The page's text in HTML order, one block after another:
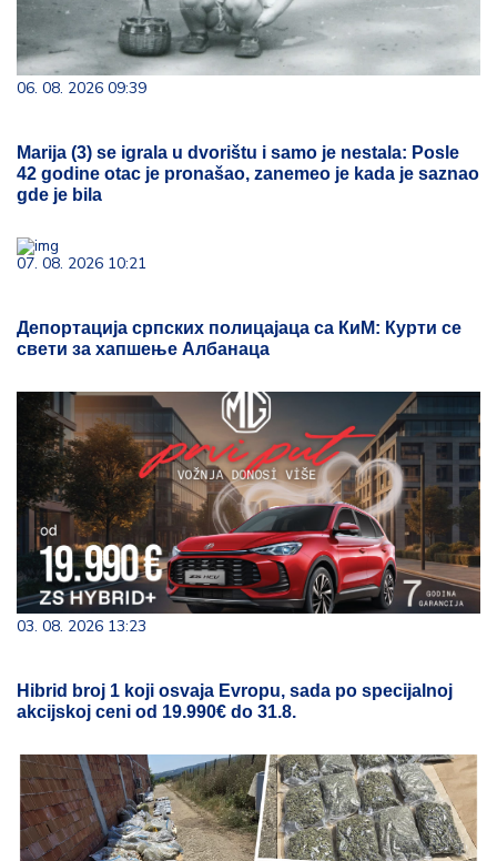
06. 08. 2026 09:39
Marija (3) se igrala u dvorištu i samo je nestala: Posle
42 godine otac je pronašao, zanemeo je kada je saznao
gde je bila
07. 08. 2026 10:21
Депортација српских полицајаца са КиМ: Курти се
свети за хапшење Албанаца
03. 08. 2026 13:23
Hibrid broj 1 koji osvaja Evropu, sada po specijalnoj
akcijskoj ceni od 19.990€ do 31.8.